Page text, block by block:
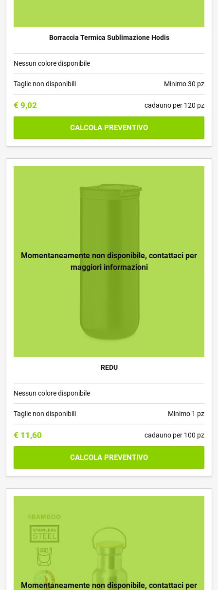
Borraccia Termica Sublimazione Hodis
Nessun colore disponibile
Taglie non disponibili Minimo 30 pz
€ 9,02 cadauno per 120 pz
CALCOLA PREVENTIVO
Momentaneamente non disponibile, contattaci per
maggiori informazioni
REDU
Nessun colore disponibile
Taglie non disponibili Minimo 1 pz
€ 11,60 cadauno per 100 pz
CALCOLA PREVENTIVO
Momentaneamente non disponibile, contattaci per